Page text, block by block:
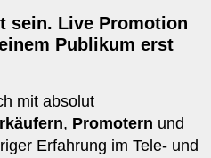
sein. Live Promotion
Publikum erst
mit absolut
, Promotern und
Erfahrung im Tele- und